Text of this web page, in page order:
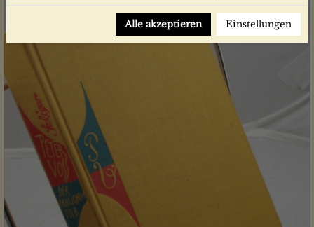
Alle akzeptieren Einstellungen